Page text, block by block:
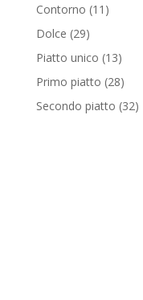
Contorno (11)
Dolce (29)
Piatto unico (13)
Primo piatto (28)
Secondo piatto (32)